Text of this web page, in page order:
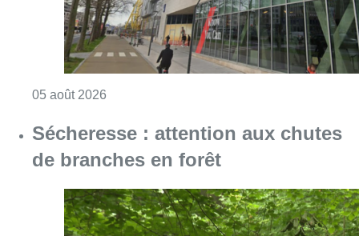
05 août 2026
Sécheresse : attention aux chutes
de branches en forêt